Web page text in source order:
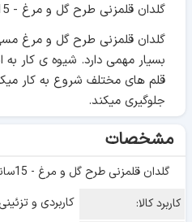
گلدان قلمزنی طرح گل و مرغ - 15سانتی
بسیار مهمی دارد. شیوه ی کار
قلم های مختلف شروع به کار
جلوگیری میکند.
مشخصات
گلدان قلمزنی طرح گل و مرغ - 15سانتی
کاربرد کالا:
کاربردی و